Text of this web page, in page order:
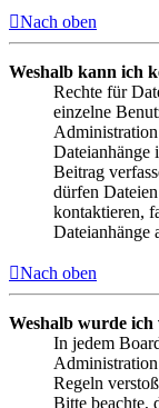
Nach oben
Weshalb kann ich
Rechte für
einzelne
Dateianhänge
Beitrag
dürfen
kontaktieren,
Dateianhänge
Nach oben
Weshalb wurde
In jedem
Regeln
Bitte beachte,